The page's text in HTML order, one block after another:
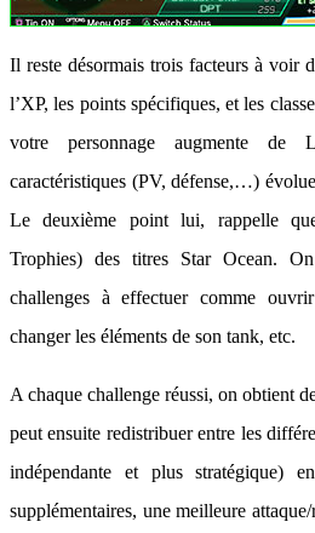
Il reste désormais trois facteurs à voir
l’XP, les points spécifiques, et les
votre personnage augmente
caractéristiques (PV, défense,…)
Le deuxième point lui, rappelle
Trophies) des titres Star Ocean.
challenges à effectuer comme
changer les éléments de son tank, etc.
A chaque challenge réussi, on obtient
peut ensuite redistribuer entre les
indépendante et plus stratégique)
supplémentaires, une meilleure